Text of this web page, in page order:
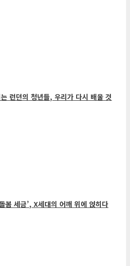
런던의 청년들, 우리가 다시 배울 것
세금’, X세대의 어깨 위에 얹히다